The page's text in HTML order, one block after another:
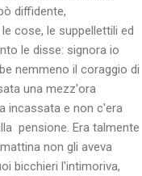
diffidente,
cose, le suppellettili ed
le disse: signora io
nemmeno il coraggio di
una mezz'ora
incassata e non c'era
pensione. Era talmente
non gli aveva
bicchieri l'intimoriva,